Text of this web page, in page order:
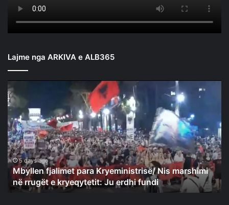
Lajme nga ARKIVA e ALB365
Mbyllen
fjalimet
para
Kryeministrisë/
Nis
marshimi
në
rrugët
e
kryeqytetit:
Ju
5 days ago
Mbyllen fjalimet para Kryeministrisë/ Nis marshimi
në rrugët e kryeqytetit: Ju erdhi fundi